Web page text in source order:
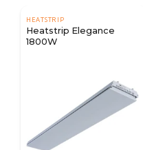
HEATSTRIP
Heatstrip Elegance
1800W